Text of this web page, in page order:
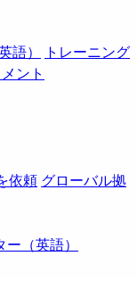
語）
トレーニング
ント
依頼 グローバル拠
（英語）